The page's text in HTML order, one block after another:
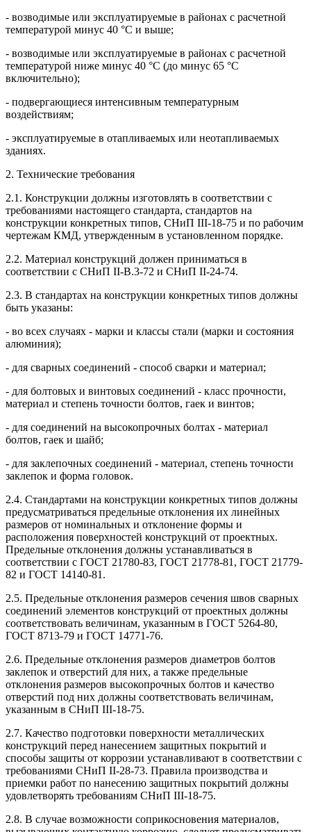
- возводимые или эксплуатируемые в районах с расчетной
температурой минус 40 °С и выше;
- возводимые или эксплуатируемые в районах с расчетной
температурой ниже минус 40 °С (до минус 65 °С
включительно);
- подвергающиеся интенсивным температурным
воздействиям;
- эксплуатируемые в отапливаемых или неотапливаемых
зданиях.
2. Технические требования
2.1. Конструкции должны изготовлять в соответствии с
требованиями настоящего стандарта, стандартов на
конструкции конкретных типов, СНиП III-18-75 и по рабочим
чертежам КМД, утвержденным в установленном порядке.
2.2. Материал конструкций должен приниматься в
соответствии с СНиП II-В.3-72 и СНиП II-24-74.
2.3. В стандартах на конструкции конкретных типов должны
быть указаны:
- во всех случаях - марки и классы стали (марки и состояния
алюминия);
- для сварных соединений - способ сварки и материал;
- для болтовых и винтовых соединений - класс прочности,
материал и степень точности болтов, гаек и винтов;
- для соединений на высокопрочных болтах - материал
болтов, гаек и шайб;
- для заклепочных соединений - материал, степень точности
заклепок и форма головок.
2.4. Стандартами на конструкции конкретных типов должны
предусматриваться предельные отклонения их линейных
размеров от номинальных и отклонение формы и
расположения поверхностей конструкций от проектных.
Предельные отклонения должны устанавливаться в
соответствии с ГОСТ 21780-83, ГОСТ 21778-81, ГОСТ 21779-
82 и ГОСТ 14140-81.
2.5. Предельные отклонения размеров сечения швов сварных
соединений элементов конструкций от проектных должны
соответствовать величинам, указанным в ГОСТ 5264-80,
ГОСТ 8713-79 и ГОСТ 14771-76.
2.6. Предельные отклонения размеров диаметров болтов
заклепок и отверстий для них, а также предельные
отклонения размеров высокопрочных болтов и качество
отверстий под них должны соответствовать величинам,
указанным в СНиП III-18-75.
2.7. Качество подготовки поверхности металлических
конструкций перед нанесением защитных покрытий и
способы защиты от коррозии устанавливают в соответствии с
требованиями СНиП II-28-73. Правила производства и
приемки работ по нанесению защитных покрытий должны
удовлетворять требованиям СНиП III-18-75.
2.8. В случае возможности соприкосновения материалов,